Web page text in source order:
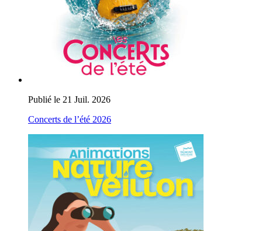
Publié le 21 Juil. 2026
Concerts de l’été 2026